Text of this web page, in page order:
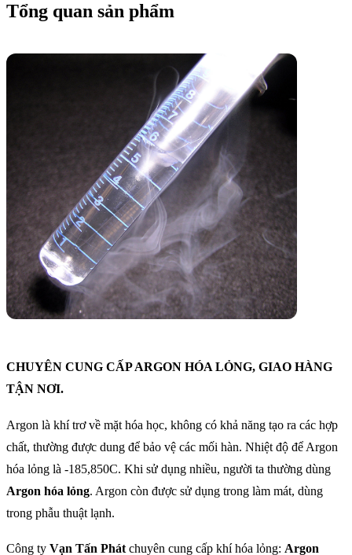
Tổng quan sản phẩm
CHUYÊN CUNG CẤP ARGON HÓA LỎNG, GIAO HÀNG
TẬN NƠI.
Argon là khí trơ về mặt hóa học, không có khả năng tạo ra các hợp
chất, thường được dung để bảo vệ các mối hàn. Nhiệt độ để Argon
hóa lỏng là -185,850C. Khi sử dụng nhiều, người ta thường dùng
Argon hóa lỏng. Argon còn được sử dụng trong làm mát, dùng
trong phẫu thuật lạnh.
Công ty Vạn Tấn Phát chuyên cung cấp khí hóa lỏng: Argon